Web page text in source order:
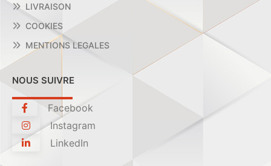
LIVRAISON
COOKIES
MENTIONS LEGALES
NOUS SUIVRE
Facebook
Instagram
LinkedIn